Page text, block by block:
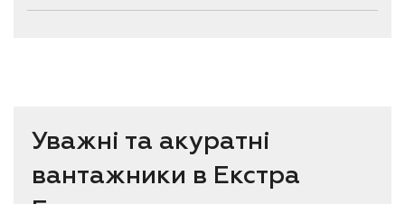
Уважні та акуратні
вантажники в Екстра